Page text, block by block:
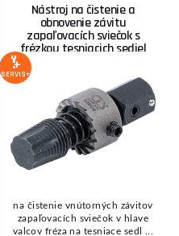
Nástroj na čistenie a
obnovenie závitu
zapaľovacích sviečok s
frézkou tesniacich sediel
BGS 62608 | M14 x 1,25
SERVIS+
na čistenie vnútorných závitov
zapaľovacích sviečok v hlave
valcov fréza na tesniace sedl ...